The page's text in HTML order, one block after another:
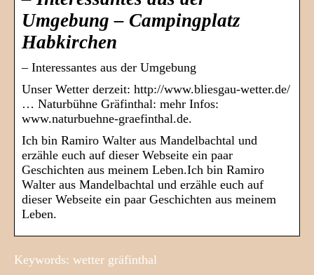
Umgebung – Campingplatz
Habkirchen
– Interessantes aus der Umgebung
Unser Wetter derzeit: http://www.bliesgau-wetter.de/
… Naturbühne Gräfinthal: mehr Infos:
www.naturbuehne-graefinthal.de.
Ich bin Ramiro Walter aus Mandelbachtal und
erzähle euch auf dieser Webseite ein paar
Geschichten aus meinem Leben.Ich bin Ramiro
Walter aus Mandelbachtal und erzähle euch auf
dieser Webseite ein paar Geschichten aus meinem
Leben.
Keywords: wetter gräfinthal